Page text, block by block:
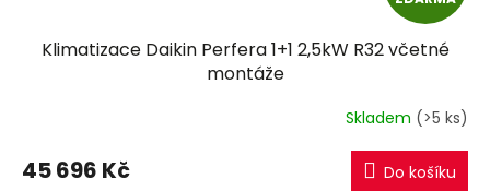
D
A
R
M
Klimatizace Daikin Perfera 1+1 2,5kW R32 včetné
montáže
Skladem (>5 ks)
45 696 Kč Do košíku